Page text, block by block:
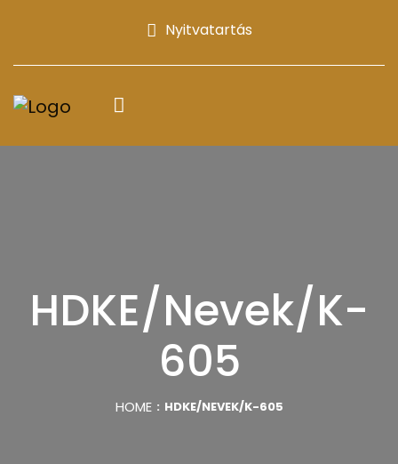
Nyitvatartás
HDKE/Nevek/K-
605
HOME HDKE/NEVEK/K-605